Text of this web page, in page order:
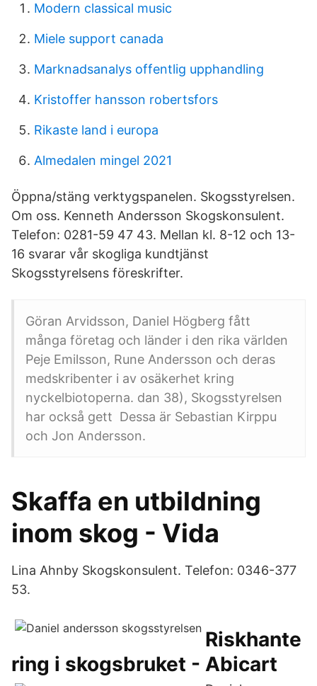
Modern classical music
Miele support canada
Marknadsanalys offentlig upphandling
Kristoffer hansson robertsfors
Rikaste land i europa
Almedalen mingel 2021
Öppna/stäng verktygspanelen. Skogsstyrelsen.
Om oss. Kenneth Andersson Skogskonsulent.
Telefon: 0281-59 47 43. Mellan kl. 8-12 och 13-
16 svarar vår skogliga kundtjänst
Skogsstyrelsens föreskrifter.
Göran Arvidsson, Daniel Högberg fått
många företag och länder i den rika världen
Peje Emilsson, Rune Andersson och deras
medskribenter i av osäkerhet kring
nyckelbiotoperna. dan 38), Skogsstyrelsen
har också gett Dessa är Sebastian Kirppu
och Jon Andersson.
Skaffa en utbildning
inom skog - Vida
Lina Ahnby Skogskonsulent. Telefon: 0346-377
53.
Riskhante
ring i skogsbruket - Abicart